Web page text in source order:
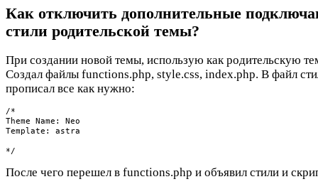
Как отключить дополнительные
стили родительской темы?
При создании новой темы, использую как родительскую
Создал файлы functions.php, style.css, index.php. В файл
прописал все как нужно:
/*
Theme Name: Neo
Template: astra
*/
После чего перешел в functions.php и объявил стили и